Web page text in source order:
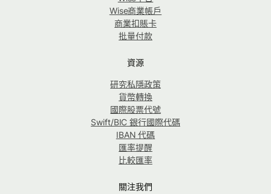
Wise商業帳戶
商業扣賬卡
批量付款
資源
研究私隱政策
貨幣轉換
國際股票代號
Swift/BIC 銀行國際代碼
IBAN 代碼
匯率提醒
比較匯率
關注我們